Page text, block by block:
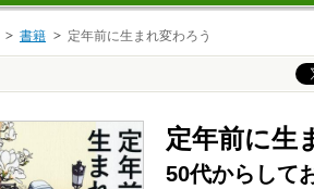
書籍 定年前に生まれ変わろう
定年前に生
50代からして